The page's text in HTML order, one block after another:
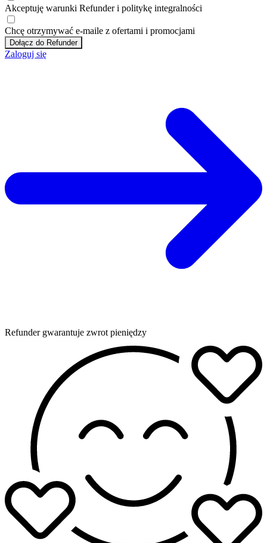
Akceptuję warunki Refunder i politykę integralności
Chcę otrzymywać e-maile z ofertami i promocjami
Dołącz do Refunder
Zaloguj się
Refunder gwarantuje zwrot pieniędzy